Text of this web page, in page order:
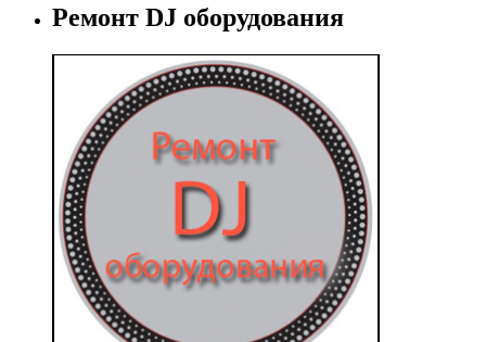
Ремонт DJ оборудования